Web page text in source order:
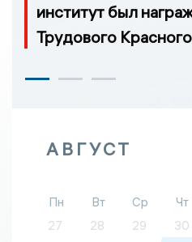
институт был
Трудового
АВГУСТ
Пн Вт Ср Чт
27
28 29 30